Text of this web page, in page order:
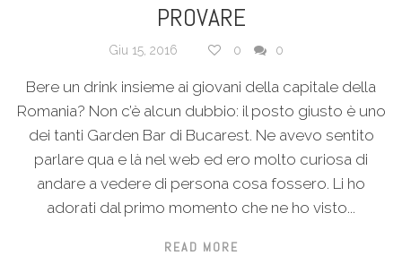
PROVARE
Giu 15, 2016 0 0
Bere un drink insieme ai giovani della capitale della
Romania? Non c’è alcun dubbio: il posto giusto è uno
dei tanti Garden Bar di Bucarest. Ne avevo sentito
parlare qua e là nel web ed ero molto curiosa di
andare a vedere di persona cosa fossero. Li ho
adorati dal primo momento che ne ho visto...
READ MORE